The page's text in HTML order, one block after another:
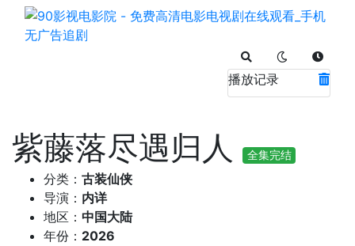
播放记录
紫藤落尽遇归人 全集完结
分类： 古装仙侠
导演： 内详
地区： 中国大陆
年份： 2026